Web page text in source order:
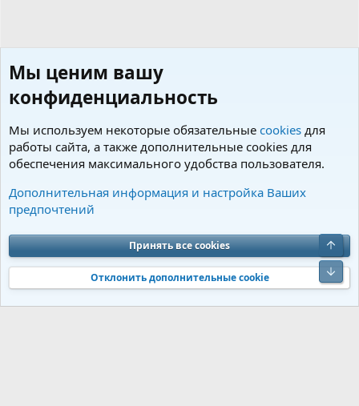
Пользователи
Cookies Charm by DCom
Обратная связь
Условия и правила
Политика конфиденциальности
Помощь
S
S
Community platform by XenForo® © 2010-2026 XenForo Ltd. Перевод от
Jumuro®|Media embeds via s9e/MediaSites
Мы ценим вашу
конфиденциальность
Мы используем некоторые обязательные cookies для
работы сайта, а также дополнительные cookies для
обеспечения максимального удобства пользователя.
Дополнительная информация и настройка Ваших
предпочтений
Принять все cookies
Отклонить дополнительные cookie
Верх
Низ